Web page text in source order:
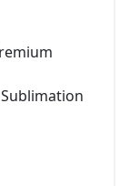
Sublimation